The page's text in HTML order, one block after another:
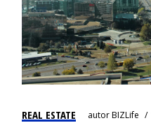
REAL ESTATE autorBIZLife